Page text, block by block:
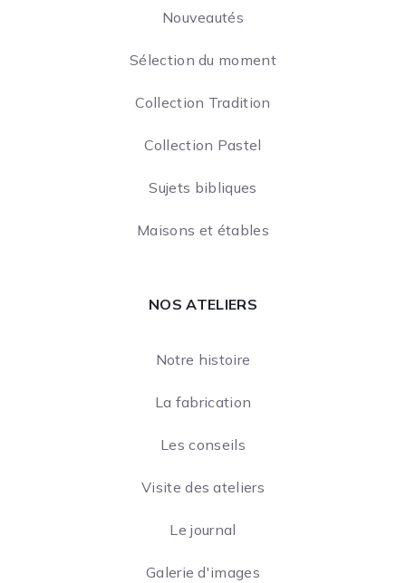
Nouveautés
Sélection du moment
Collection Tradition
Collection Pastel
Sujets bibliques
Maisons et étables
NOS ATELIERS
Notre histoire
La fabrication
Les conseils
Visite des ateliers
Le journal
Galerie d'images